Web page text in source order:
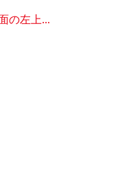
の左上...